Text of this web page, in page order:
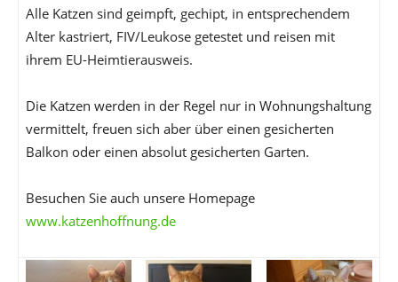
Alle Katzen sind geimpft, gechipt, in entsprechendem
Alter kastriert, FIV/Leukose getestet und reisen mit
ihrem EU-Heimtierausweis.
Die Katzen werden in der Regel nur in Wohnungshaltung
vermittelt, freuen sich aber über einen gesicherten
Balkon oder einen absolut gesicherten Garten.
Besuchen Sie auch unsere Homepage
www.katzenhoffnung.de